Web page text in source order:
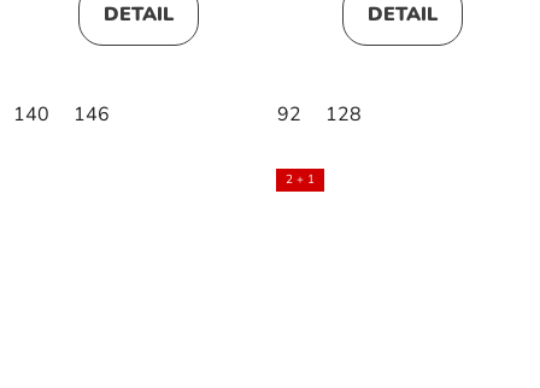
DETAIL
140 146
DETAIL
92 128
2 + 1